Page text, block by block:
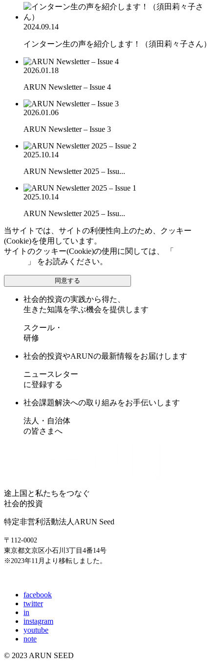
2024.09.14
インターン生の声を紹介します！（須田莉々子さん）
2026.01.18
ARUN Newsletter – Issue 4
2026.01.06
ARUN Newsletter – Issue 3
2025.10.14
ARUN Newsletter 2025 – Issu...
2025.10.14
ARUN Newsletter 2025 – Issu...
当サイトでは、サイトの利便性向上のため、クッキー
(Cookie)を使用しています。
サイトのクッキー(Cookie)の使用に関しては、 「
」 をお読みください。
同意する
社会的投資の実践から得た、
生きた知識を学ぶ機会を提供します
スクール・
研修
社会的投資やARUNの最新情報をお届けします
ニュースレター
に登録する
社会課題解決への取り組みをお手伝いします
法人・自治体
の皆さまへ
途上国と私たちをつなぐ
社会的投資
特定非営利活動法人ARUN Seed
〒112-0002
東京都文京区小石川3丁目4番14号
※2023年11月より移転しました。
facebook
twitter
in
instagram
youtube
note
© 2023 ARUN SEED